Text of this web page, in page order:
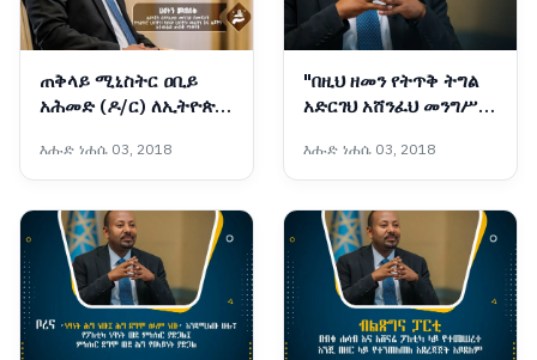
ጠቅላይ ሚኒስትር ዐቢይ
አሕመድ (ዶ/ር) ለኢትዮጵያ
ቁልፍ አደራዎች
እሑድ ነሐሴ 03, 2018
"በዚህ ዘመን የትጥቅ ትግል
አድርገህ አሸንፈህ መንግሥት
ጠቅላይ ሚኒስትር ዐቢይ
አሕመድ (ዶ/ር)
እሑድ ነሐሴ 03, 2018